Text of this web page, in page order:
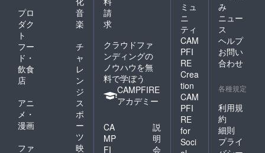
日メー
ルにて
連絡し
ます)
※「HP
と会場
内にお
掲示」
「オ
フィ
シャル
サポー
ターと
して公
演時に
月23日
＠古木
里庫、
24日＠
かまぼ
こ音楽
堂、25
木里庫
／配信
映像：
映像が
存続す
る限り
●公演を
収録し
像のて
ぬぐい
に“ツカ
キン
2024”
と名入
れ。て
サイズ
90cm×
30cm)
在庫に
よりデ
ザイン
が変更
になる
プロ
ダク
ト
音
楽
フー
ド・
飲食
店
チ
ャ
レ
ン
ジ
アニ
メ・
漫画
ス
ポ
ー
ツ
ファ
映
請
求
クラウドファ
ンディングの
ノウハウを無
料で学ぼう
CAMPFIRE
アカデミー
CA
MP
FI
説
明
会
ミュ
ニ
ティ
CAM
PFI
RE
Crea
tion
CAM
PFI
RE
for
Soci
み
ニュー
ス
ヘルプ
お問い
合わせ
各種規定
利用規
約
細則
プライ